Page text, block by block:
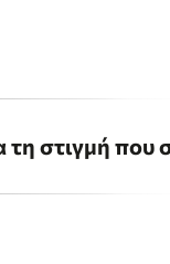
τη στιγμή που